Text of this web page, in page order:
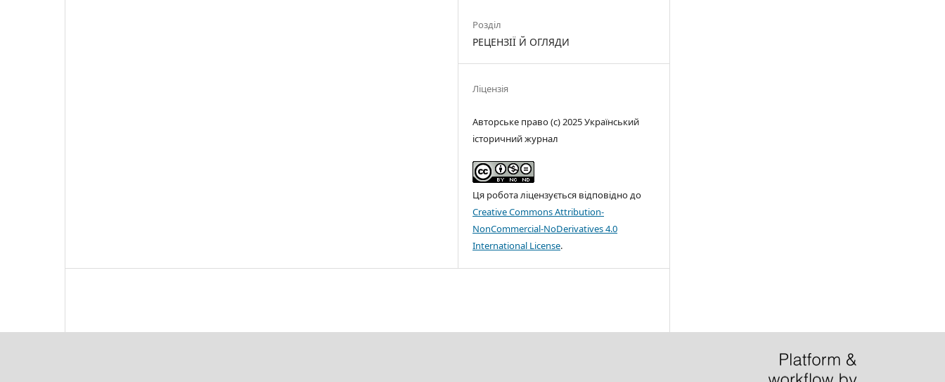
Розділ
РЕЦЕНЗІЇ Й ОГЛЯДИ
Ліцензія
Авторське право (c) 2025 Український
історичний журнал
Ця робота ліцензується відповідно до
Creative Commons Attribution-
NonCommercial-NoDerivatives 4.0
International License.